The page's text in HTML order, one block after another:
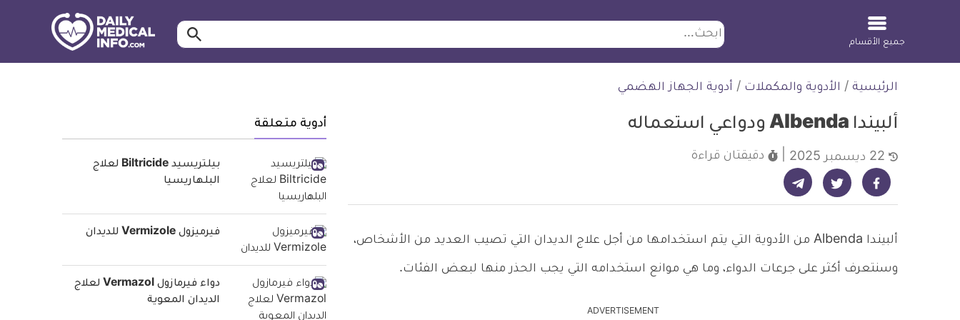
ابحث ابحث…
جميع الأقسام
الرئيسية / الأدوية والمكملات / أدوية الجهاز الهضمي
ألبيندا Albenda ودواعي استعماله
دقيقتان قراءة
شارك على فيسبوك - ديلي ميديكال انفو شارك على تويتر - ديلي ميديكال انفو شارك على تيليجرام - ديلي ميديكال انفو
ألبيندا Albenda من الأدوية التي يتم استخدامها من أجل علاج الديدان التي تصيب العديد من الأشخاص،
وسنتعرف أكثر على جرعات الدواء، وما هي موانع استخدامه التي يجب الحذر منها لبعض الفئات.
ADVERTISEMENT
أدوية متعلقة
بيلتريسيد Biltricide لعلاج
البلهاريسيا
فيرميزول Vermizole للديدان
دواء فيرمازول Vermazol لعلاج
الديدان المعوية